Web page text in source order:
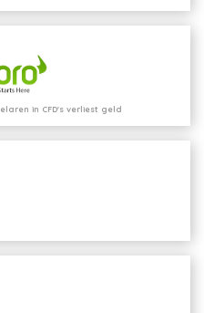
in CFD's verliest geld